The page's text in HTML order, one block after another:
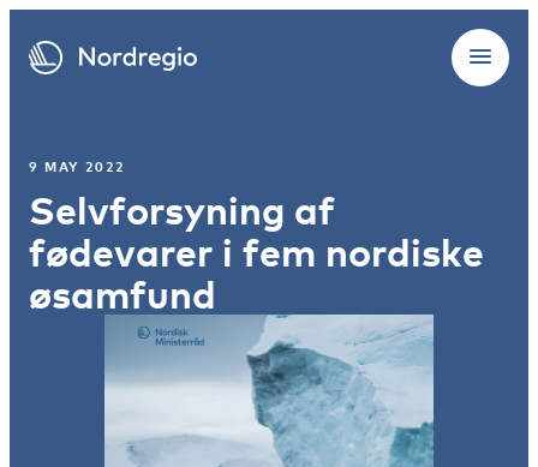
9 MAY 2022
Selvforsyning af
fødevarer i fem nordiske
øsamfund